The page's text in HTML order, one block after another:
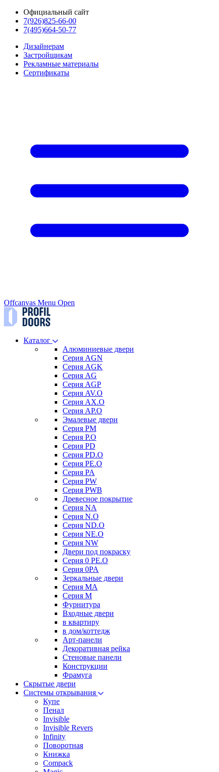
Официальный сайт
7(926)825-66-00
7(495)664-50-77
Дизайнерам
Застройщикам
Рекламные материалы
Сертификаты
Offcanvas Menu Open
Каталог
Алюминиевые двери
Серия AGN
Серия AGK
Серия AG
Серия AGP
Серия AV.O
Серия AX.O
Серия AP.O
Эмалевые двери
Серия PM
Серия P.O
Серия PD
Серия PD.O
Серия PE.O
Серия PA
Серия PW
Серия PWB
Древесное покрытие
Серия NA
Серия N.O
Серия ND.O
Серия NE.O
Серия NW
Двери под покраску
Серия 0 PE.O
Серия 0PA
Зеркальные двери
Серия MA
Серия M
Фурнитура
Входные двери
в квартиру
в дом/коттедж
Арт-панели
Декоративная рейка
Стеновые панели
Конструкции
Фрамуга
Скрытые двери
Системы открывания
Купе
Пенал
Invisible
Invisible Revers
Infinity
Поворотная
Книжка
Compack